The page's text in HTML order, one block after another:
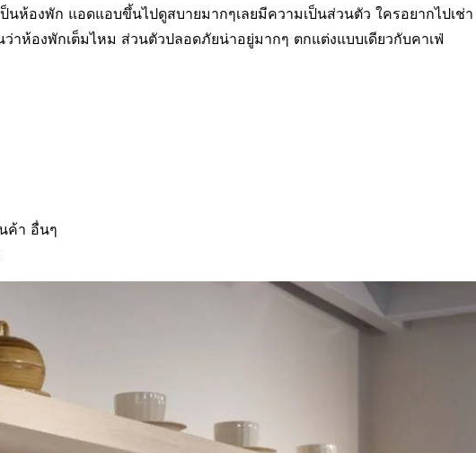
นห้องพัก แอดแอบขึ้นไปดูสบายมากๆเลยมีความเป็นส่วนตัว ใครอยากไปเช่า
าห้องพักเต็มไหม ส่วนตัวปลอดภัยน่าอยู่มากๆ ตกแต่งแบบเดียวกับคาเฟ่
ค้า อื่นๆ